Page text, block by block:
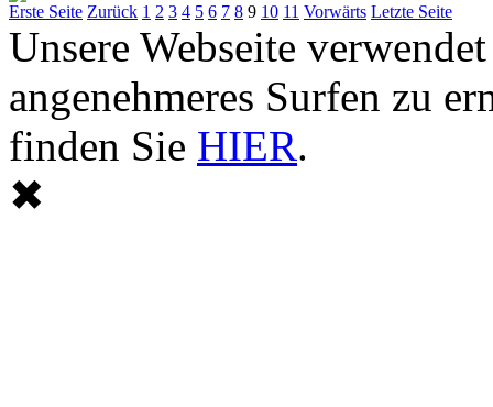
Erste Seite Zurück 1 2 3 4 5 6 7 8 9 10 11 Vorwärts Letzte Seite
Unsere Webseite
angenehmeres Surfen zu
finden Sie HIER.
✖